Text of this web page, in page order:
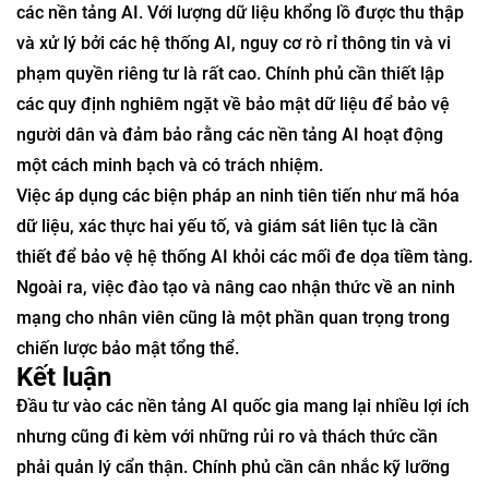
các nền tảng AI. Với lượng dữ liệu khổng lồ được thu thập
và xử lý bởi các hệ thống AI, nguy cơ rò rỉ thông tin và vi
phạm quyền riêng tư là rất cao. Chính phủ cần thiết lập
các quy định nghiêm ngặt về bảo mật dữ liệu để bảo vệ
người dân và đảm bảo rằng các nền tảng AI hoạt động
một cách minh bạch và có trách nhiệm.
Việc áp dụng các biện pháp an ninh tiên tiến như mã hóa
dữ liệu, xác thực hai yếu tố, và giám sát liên tục là cần
thiết để bảo vệ hệ thống AI khỏi các mối đe dọa tiềm tàng.
Ngoài ra, việc đào tạo và nâng cao nhận thức về an ninh
mạng cho nhân viên cũng là một phần quan trọng trong
chiến lược bảo mật tổng thể.
Kết luận
Đầu tư vào các nền tảng AI quốc gia mang lại nhiều lợi ích
nhưng cũng đi kèm với những rủi ro và thách thức cần
phải quản lý cẩn thận. Chính phủ cần cân nhắc kỹ lưỡng